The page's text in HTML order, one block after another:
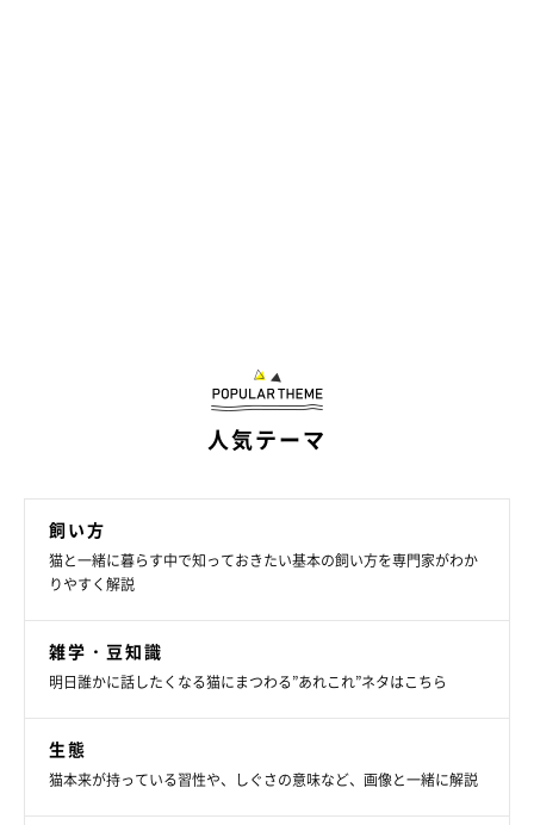
キャットタワーの上でアクロバティックな格好になって遊んでい
たたまちゃん。この周囲の度肝を抜く遊び方は、どのような気持
きもち獣医師相談室の山口みき先生にお聞きしました。
――たまちゃんの行動からわかることを教えてください。
山口先生：
「たまちゃんは、もともと体を動かすのが好きなのでしょう。い
ん。また、変わった体勢をすることで、飼い主さんに注目しても
らえることもうれしいのかもしれません」
人気テーマ
飼い方
猫と一緒に暮らす中で知っておきたい基本の飼い方を専門家がわか
りやすく解説
雑学・豆知識
明日誰かに話したくなる猫にまつわる”あれこれ”ネタはこちら
生態
猫本来が持っている習性や、しぐさの意味など、画像と一緒に解説